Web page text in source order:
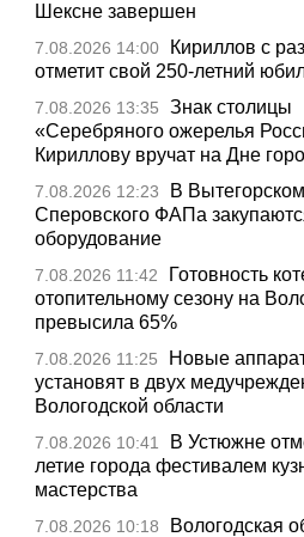
Шексне завершен
7.08.2026 14:00
Кириллов с
отметит свой 250-летний
7.08.2026 13:35
Знак столицы
«Серебряного ожерелья
Кириллову вручат на Дне
7.08.2026 12:23
В
Сперовского ФАПа
оборудование
7.08.2026 11:42
Готовность
отопительному сезону на
превысила 65%
7.08.2026 11:25
Новые
установят в двух
Вологодской области
7.08.2026 10:41
В Устюжне
летие города фестивалем
мастерства
7.08.2026 10:18
Вологодская